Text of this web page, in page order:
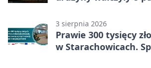
3 sierpnia 2026
Prawie 300 tysięcy
w Starachowicach.